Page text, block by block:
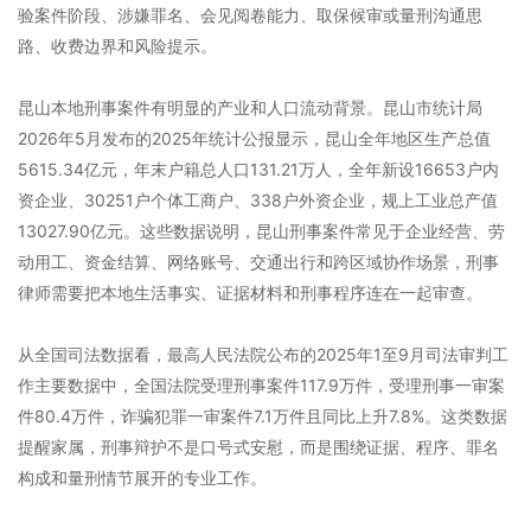
验案件阶段、涉嫌罪名、会见阅卷能力、取保候审或量刑沟通思
路、收费边界和风险提示。
昆山本地刑事案件有明显的产业和人口流动背景。昆山市统计局
2026年5月发布的2025年统计公报显示，昆山全年地区生产总值
5615.34亿元，年末户籍总人口131.21万人，全年新设16653户内
资企业、30251户个体工商户、338户外资企业，规上工业总产值
13027.90亿元。这些数据说明，昆山刑事案件常见于企业经营、劳
动用工、资金结算、网络账号、交通出行和跨区域协作场景，刑事
律师需要把本地生活事实、证据材料和刑事程序连在一起审查。
从全国司法数据看，最高人民法院公布的2025年1至9月司法审判工
作主要数据中，全国法院受理刑事案件117.9万件，受理刑事一审案
件80.4万件，诈骗犯罪一审案件7.1万件且同比上升7.8%。这类数据
提醒家属，刑事辩护不是口号式安慰，而是围绕证据、程序、罪名
构成和量刑情节展开的专业工作。